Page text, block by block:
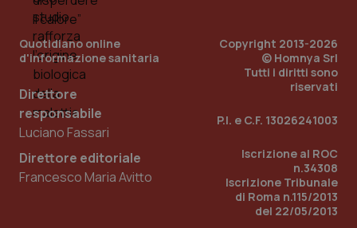
Quotidiano online
d'informazione sanitaria
Direttore
responsabile
Luciano Fassari
Direttore editoriale
Francesco Maria Avitto
Copyright 2013-2026
© Homnya Srl
Tutti i diritti sono
riservati
P.I. e C.F. 13026241003
Iscrizione al ROC
n.34308
Iscrizione Tribunale
di Roma n.115/2013
del 22/05/2013